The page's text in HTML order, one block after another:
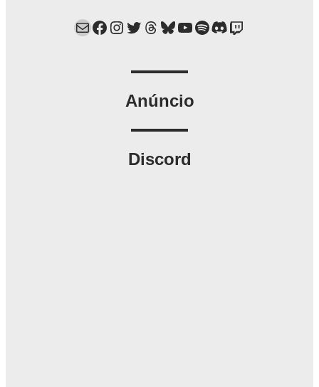
Mail Facebook Instagram Twitter Threads Bluesky YouTube Spotify Discord Twitch
Anúncio
Discord